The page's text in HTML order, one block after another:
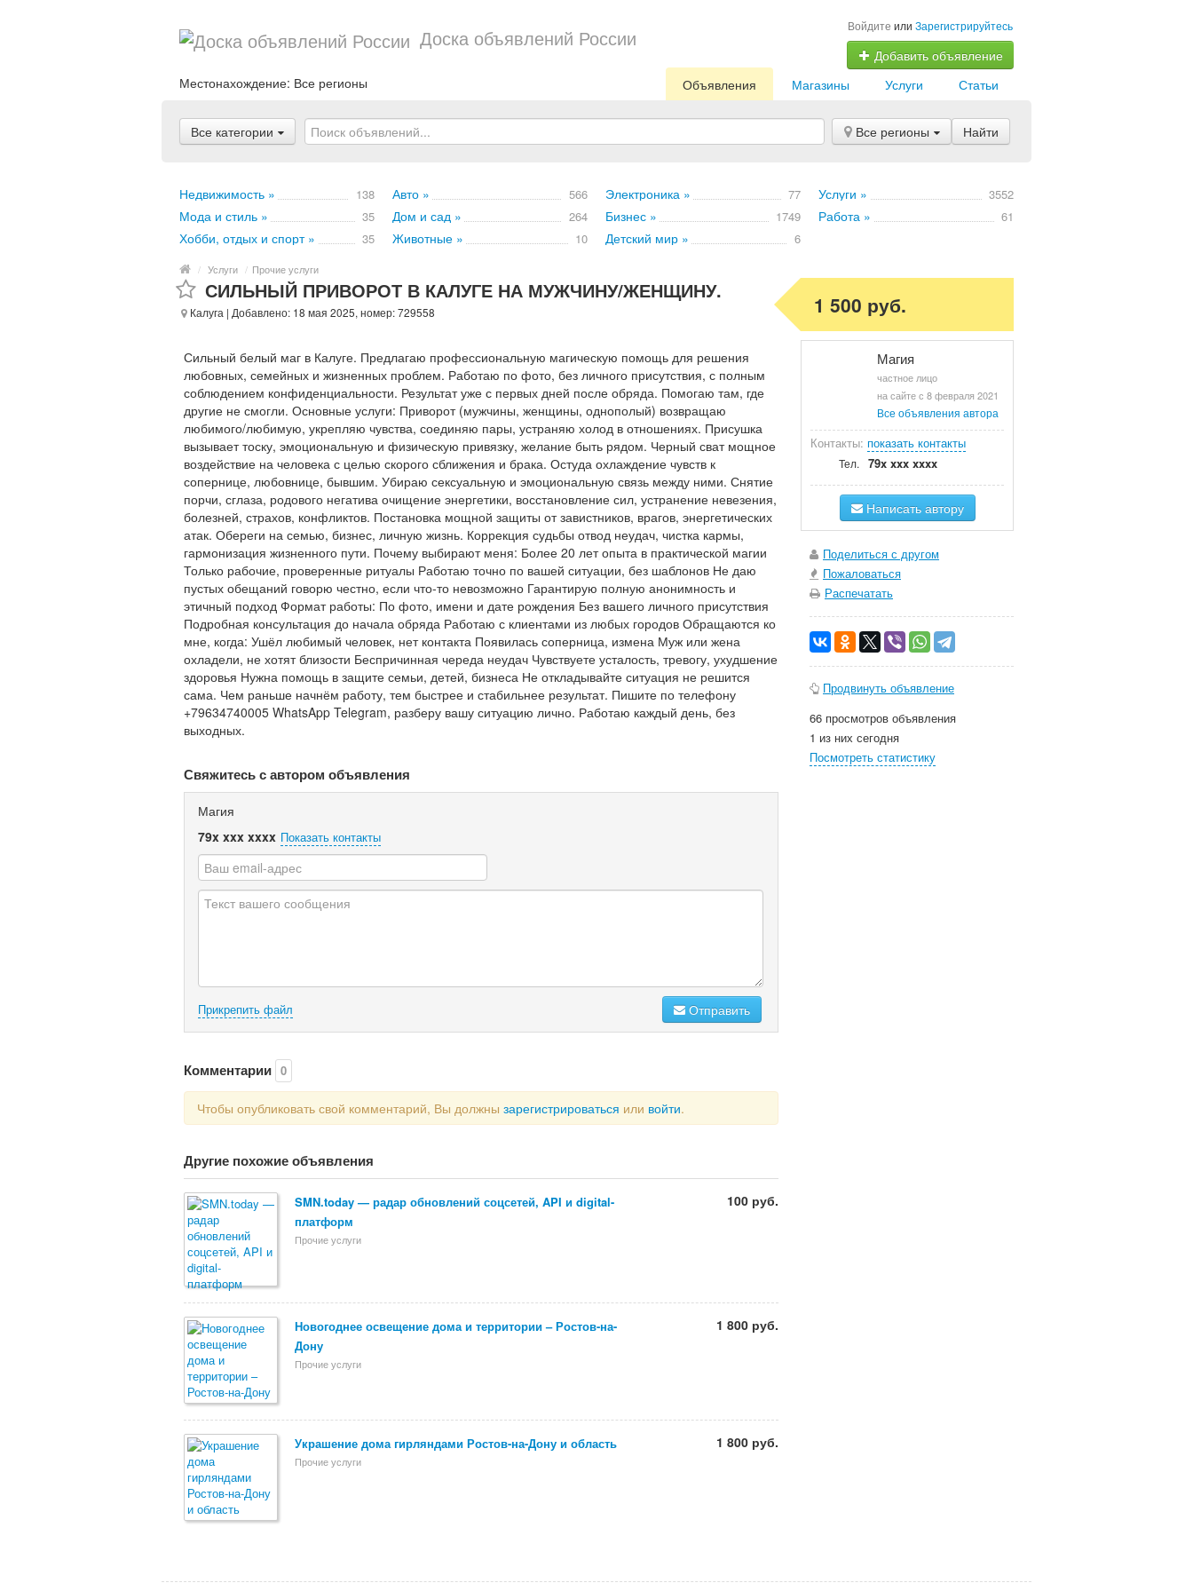
Доска объявлений России Войдите или Зарегистрируйтесь
Добавить объявление
Местонахождение: Все регионы Статьи
Услуги
Магазины
Объявления
Все категории Все регионы Найти
Недвижимость » 138 Авто » 566 Электроника » 77 Услуги » 3552
Мода и стиль » 35 Дом и сад » 264 Бизнес » 1749 Работа » 61
Хобби, отдых и спорт » 35 Животные » 10 Детский мир » 6
/ Услуги / Прочие услуги
СИЛЬНЫЙ ПРИВОРОТ В КАЛУГЕ НА МУЖЧИНУ/ЖЕНЩИНУ.
Калуга | Добавлено: 18 мая 2025, номер: 729558
Сильный белый маг в Калуге. Предлагаю профессиональную магическую помощь для решения
любовных, семейных и жизненных проблем. Работаю по фото, без личного присутствия, с полным
соблюдением конфиденциальности. Результат уже с первых дней после обряда. Помогаю там, где
другие не смогли. Основные услуги: Приворот (мужчины, женщины, однополый) возвращаю
любимого/любимую, укрепляю чувства, соединяю пары, устраняю холод в отношениях. Присушка
вызывает тоску, эмоциональную и физическую привязку, желание быть рядом. Черный сват мощное
воздействие на человека с целью скорого сближения и брака. Остуда охлаждение чувств к
сопернице, любовнице, бывшим. Убираю сексуальную и эмоциональную связь между ними. Снятие
порчи, сглаза, родового негатива очищение энергетики, восстановление сил, устранение невезения,
болезней, страхов, конфликтов. Постановка мощной защиты от завистников, врагов, энергетических
атак. Обереги на семью, бизнес, личную жизнь. Коррекция судьбы отвод неудач, чистка кармы,
гармонизация жизненного пути. Почему выбирают меня: Более 20 лет опыта в практической магии
Только рабочие, проверенные ритуалы Работаю точно по вашей ситуации, без шаблонов Не даю
пустых обещаний говорю честно, если что-то невозможно Гарантирую полную анонимность и
этичный подход Формат работы: По фото, имени и дате рождения Без вашего личного присутствия
Подробная консультация до начала обряда Работаю с клиентами из любых городов Обращаются ко
мне, когда: Ушёл любимый человек, нет контакта Появилась соперница, измена Муж или жена
охладели, не хотят близости Беспричинная череда неудач Чувствуете усталость, тревогу, ухудшение
здоровья Нужна помощь в защите семьи, детей, бизнеса Не откладывайте ситуация не решится
сама. Чем раньше начнём работу, тем быстрее и стабильнее результат. Пишите по телефону
+79634740005 WhatsApp Telegram, разберу вашу ситуацию лично. Работаю каждый день, без
выходных.
Свяжитесь с автором объявления
Магия
79x xxx xxxx Показать контакты
Прикрепить файл Отправить
Комментарии 0
Чтобы опубликовать свой комментарий, Вы должны зарегистрироваться или войти.
Другие похожие объявления
SMN.today — радар обновлений соцсетей, API и digital-
платформ
Прочие услуги
100 руб.
Новогоднее освещение дома и территории – Ростов-на-
Дону
Прочие услуги
1 800 руб.
Украшение дома гирляндами Ростов-на-Дону и область
Прочие услуги
1 800 руб.
1 500 руб.
Магия
частное лицо
на сайте с 8 февраля 2021
Все объявления автора
Контакты: показать контакты
Тел. 79x xxx xxxx
Написать автору
Поделиться с другом
Пожаловаться
Распечатать
Продвинуть объявление
66 просмотров объявления
1 из них сегодня
Посмотреть статистику